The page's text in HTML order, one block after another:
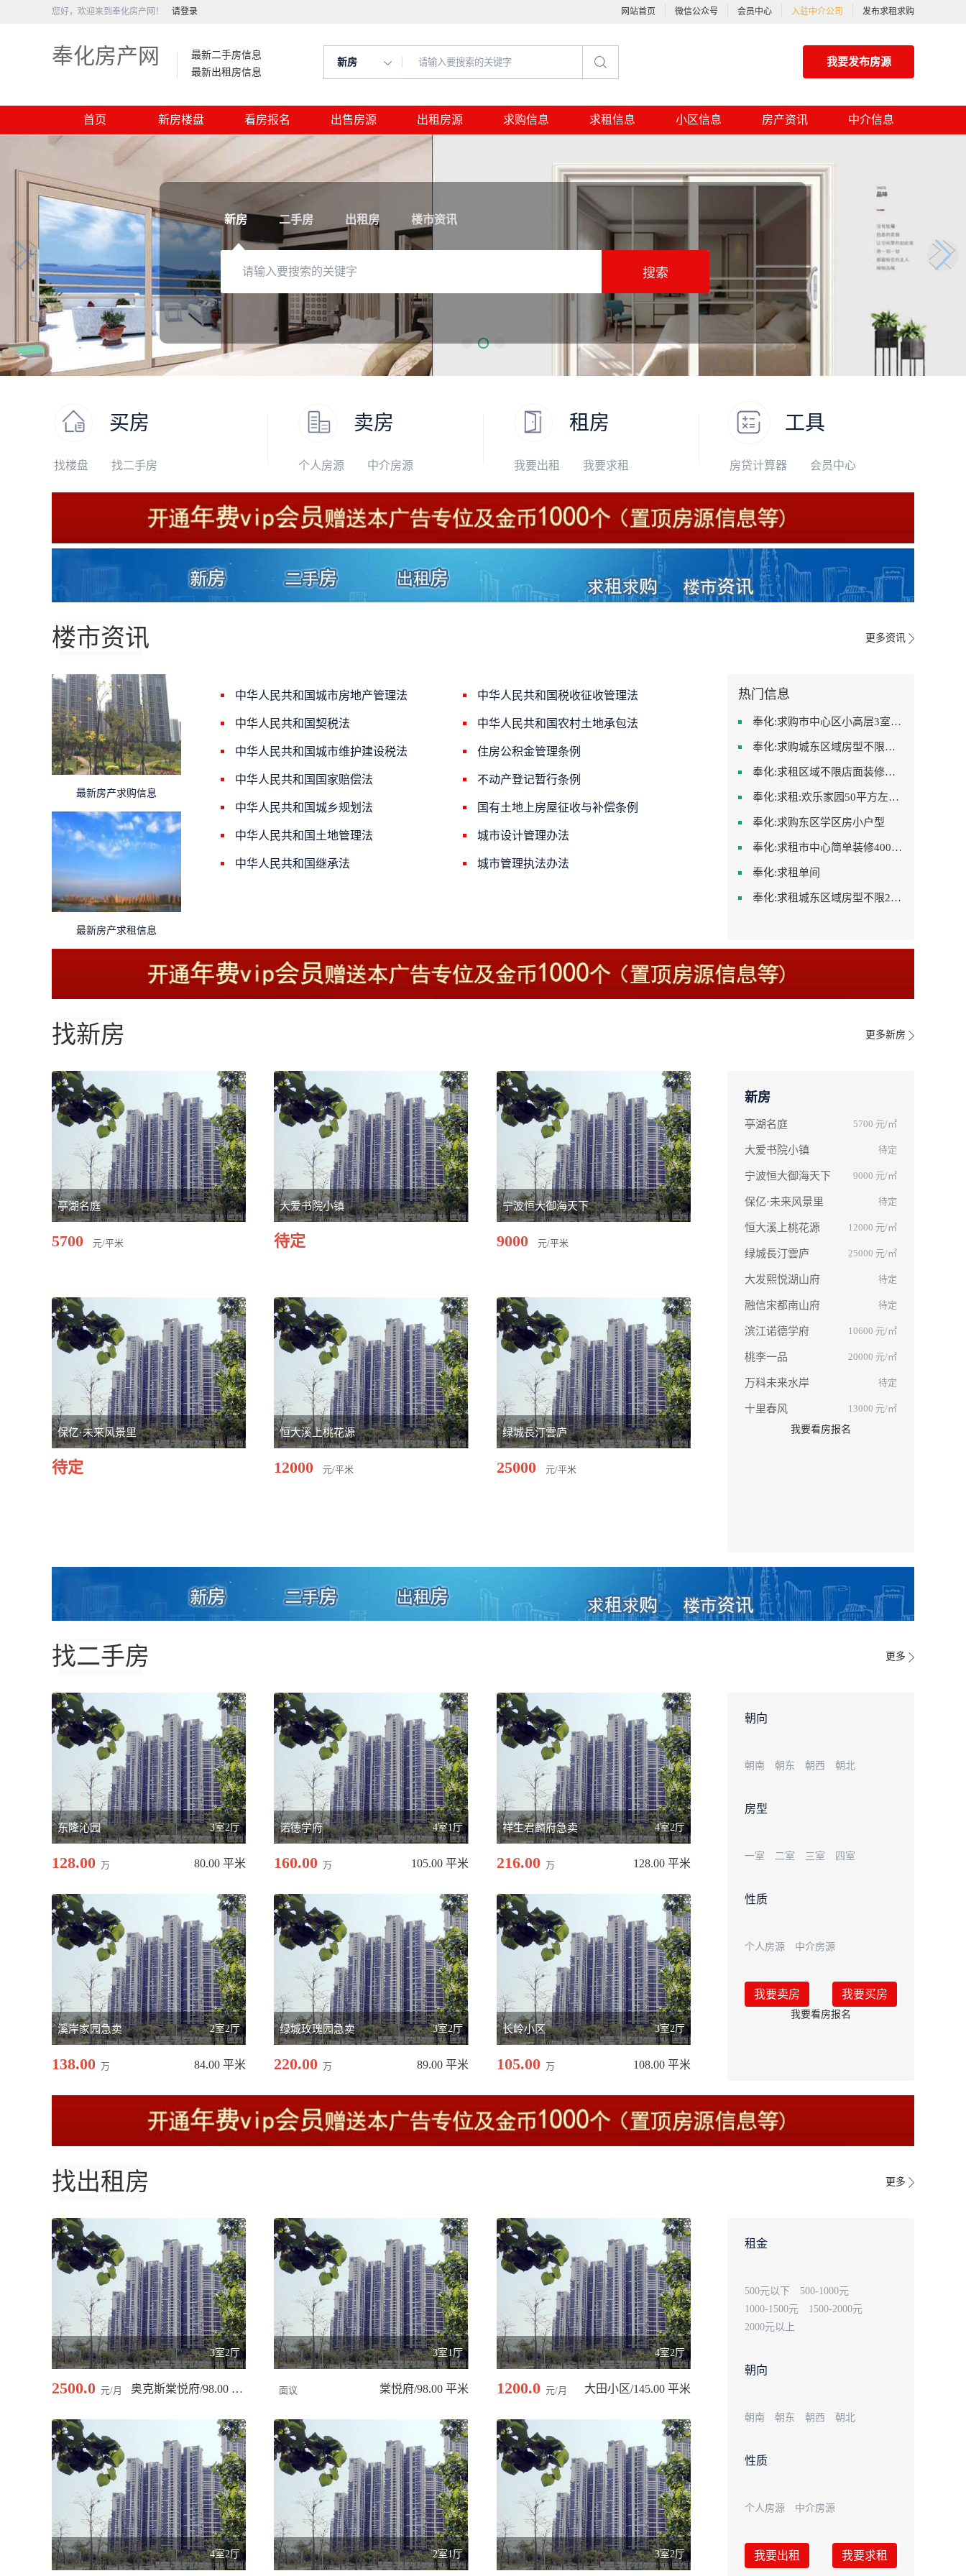
您好，欢迎来到奉化房产网！ 请登录 网站首页 微信公众号 会员中心 入驻中介公司 发布求租求购
奉化房产网
最新二手房信息
最新出租房信息
新房 我要发布房源
首页 新房楼盘 看房报名 出售房源 出租房源 求购信息 求租信息 小区信息 房产资讯 中介信息
新房 二手房 出租房 楼市资讯
搜索
买房
找楼盘 找二手房
卖房
个人房源 中介房源
租房
我要出租 我要求租
工具
房贷计算器 会员中心
楼市资讯 更多资讯
最新房产求购信息
最新房产求租信息
中华人民共和国城市房地产管理法
中华人民共和国契税法
中华人民共和国城市维护建设税法
中华人民共和国国家赔偿法
中华人民共和国城乡规划法
中华人民共和国土地管理法
中华人民共和国继承法
中华人民共和国税收征收管理法
中华人民共和国农村土地承包法
住房公积金管理条例
不动产登记暂行条例
国有土地上房屋征收与补偿条例
城市设计管理办法
城市管理执法办法
热门信息
奉化:求购市中心区小高层3室精致装修
奉化:求购城东区域房型不限装修不限
奉化:求租区域不限店面装修不限
奉化:求租:欢乐家园50平方左右的单身公寓廉租房
奉化:求购东区学区房小户型
奉化:求租市中心简单装修400-500
奉化:求租单间
奉化:求租城东区域房型不限2室2卫装修不限2000
找新房 更多新房
亭湖名庭
5700 元/平米
大爱书院小镇
待定
宁波恒大御海天下
9000 元/平米
保亿·未来风景里
待定
恒大溪上桃花源
12000 元/平米
绿城長汀雲庐
25000 元/平米
新房
亭湖名庭 5700 元/㎡
大爱书院小镇 待定
宁波恒大御海天下 9000 元/㎡
保亿·未来风景里 待定
恒大溪上桃花源 12000 元/㎡
绿城長汀雲庐 25000 元/㎡
大发熙悦湖山府 待定
融信宋都南山府 待定
滨江诺德学府 10600 元/㎡
桃李一品 20000 元/㎡
万科未来水岸 待定
十里春风 13000 元/㎡
我要看房报名
找二手房 更多
东隆沁园 3室2厅
128.00 万 80.00 平米
诺德学府 4室1厅
160.00 万 105.00 平米
祥生君麟府急卖 4室2厅
216.00 万 128.00 平米
溪岸家园急卖 2室2厅
138.00 万 84.00 平米
绿城玫瑰园急卖 3室2厅
220.00 万 89.00 平米
长岭小区 3室2厅
105.00 万 108.00 平米
朝向
朝南 朝东 朝西 朝北
房型
一室 二室 三室 四室
性质
个人房源 中介房源
我要卖房 我要买房
我要看房报名
找出租房 更多
3室2厅
2500.0 元/月 奥克斯棠悦府/98.00 平米
3室1厅
面议 棠悦府/98.00 平米
4室2厅
1200.0 元/月 大田小区/145.00 平米
4室2厅 2室1厅 3室2厅
租金
500元以下
500-1000元
1000-1500元
1500-2000元
2000元以上
朝向
朝南 朝东 朝西 朝北
性质
个人房源 中介房源
我要出租 我要求租